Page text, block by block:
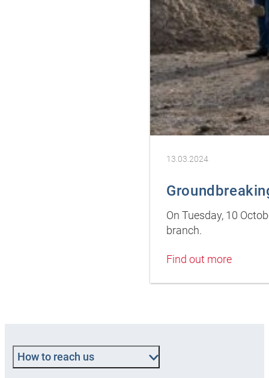
13.03.2024
On Tuesday, 10
branch.
Find out more
How to reach us